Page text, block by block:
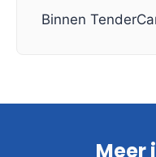
Binnen
Meer